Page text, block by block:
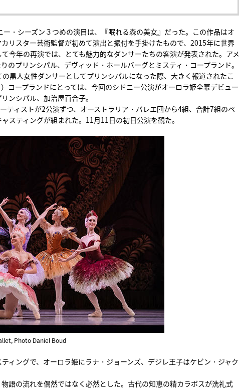
・シーズン３つめの演目は、『眠れる森の美女』だった。この作品はオ
リスター芸術監督が初めて演出と振付を手掛けたもので、2015年に世界
今年の再演では、とても魅力的なダンサーたちの客演が発表された。アメ
のプリンシパル、デヴィッド・ホールバーグとミスティ・コープランド。
の黒人女性ダンサーとしてプリンシパルになった際、大きく報道されたこ
コープランドにとっては、今回のシドニー公演がオーロラ姫全幕デビュー
ンシパル、加治屋百合子。
ティストが2公演ずつ、オーストラリア・バレエ団から4組、合計7組のペ
スティングが組まれた。11月11日の初日公演を観た。
Photo Daniel Boud
ィングで、オーロラ姫にラナ・ジョーンズ、デジレ王子はケビン・ジャク
語の流れを偶然ではなく必然とした。古代の知恵の精カラボスが洗礼式